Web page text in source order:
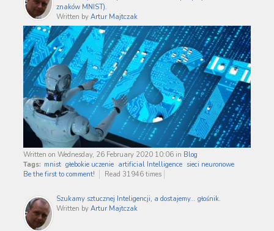
znaków MNIST).
Written by Artur Majtczak
Written on Wednesday, 26 February 2020 10:06 in Blog
Tags: mnist głebokie uczenie artificial Intelligence sieci neuronowe
Be the first to comment!
Read 31946 times
Szukamy sztucznej Inteligencji, a dostajemy... głośnik.
Written by Artur Majtczak